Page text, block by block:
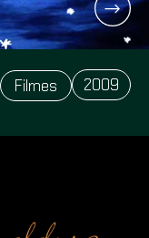
Filmes 2009